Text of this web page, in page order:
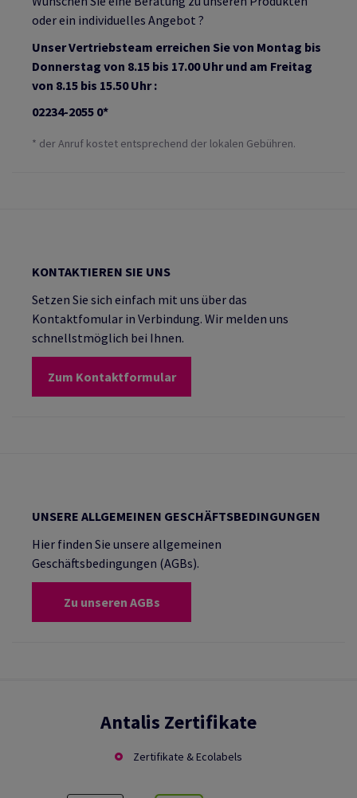
oder ein individuelles Angebot ?
Unser Vertriebsteam erreichen Sie von Montag bis
Donnerstag von 8.15 bis 17.00 Uhr und am Freitag
von 8.15 bis 15.50 Uhr :
02234-2055 0*
* der Anruf kostet entsprechend der lokalen Gebühren.
KONTAKTIEREN SIE UNS
Setzen Sie sich einfach mit uns über das
Kontaktfomular in Verbindung. Wir melden uns
schnellstmöglich bei Ihnen.
Zum Kontaktformular
UNSERE ALLGEMEINEN GESCHÄFTSBEDINGUNGEN
Hier finden Sie unsere allgemeinen
Geschäftsbedingungen (AGBs).
Zu unseren AGBs
Antalis Zertifikate
Zertifikate & Ecolabels